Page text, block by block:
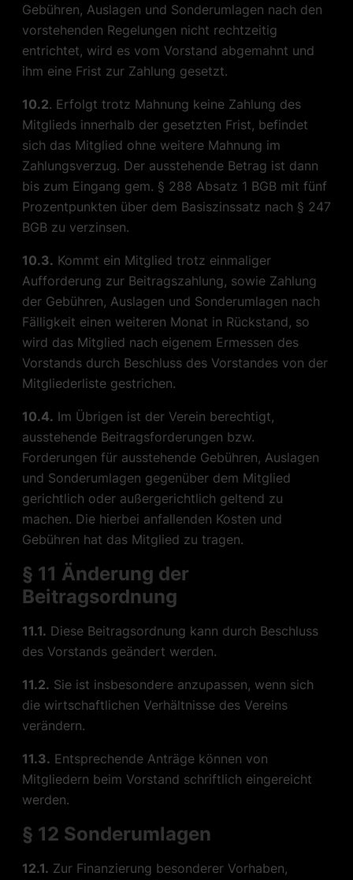
Gebühren, Auslagen und Sonderumlagen nach den
vorstehenden Regelungen nicht rechtzeitig
entrichtet, wird es vom Vorstand abgemahnt und
ihm eine Frist zur Zahlung gesetzt.
10.2. Erfolgt trotz Mahnung keine Zahlung des
Mitglieds innerhalb der gesetzten Frist, befindet
sich das Mitglied ohne weitere Mahnung im
Zahlungsverzug. Der ausstehende Betrag ist dann
bis zum Eingang gem. § 288 Absatz 1 BGB mit fünf
Prozentpunkten über dem Basiszinssatz nach § 247
BGB zu verzinsen.
10.3. Kommt ein Mitglied trotz einmaliger
Aufforderung zur Beitragszahlung, sowie Zahlung
der Gebühren, Auslagen und Sonderumlagen nach
Fälligkeit einen weiteren Monat in Rückstand, so
wird das Mitglied nach eigenem Ermessen des
Vorstands durch Beschluss des Vorstandes von der
Mitgliederliste gestrichen.
10.4. Im Übrigen ist der Verein berechtigt,
ausstehende Beitragsforderungen bzw.
Forderungen für ausstehende Gebühren, Auslagen
und Sonderumlagen gegenüber dem Mitglied
gerichtlich oder außergerichtlich geltend zu
machen. Die hierbei anfallenden Kosten und
Gebühren hat das Mitglied zu tragen.
§ 11 Änderung der
Beitragsordnung
11.1. Diese Beitragsordnung kann durch Beschluss
des Vorstands geändert werden. ​
11.2. Sie ist insbesondere anzupassen, wenn sich
die wirtschaftlichen Verhältnisse des Vereins
verändern.
11.3. Entsprechende Anträge können von
Mitgliedern beim Vorstand schriftlich eingereicht
werden.
§ 12 Sonderumlagen
12.1. Zur Finanzierung besonderer Vorhaben,